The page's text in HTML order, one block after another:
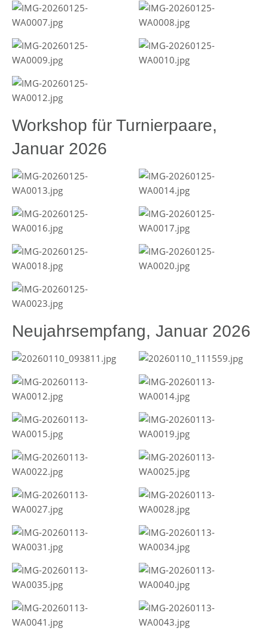
Workshop für Turnierpaare,
Januar 2026
Neujahrsempfang, Januar 2026